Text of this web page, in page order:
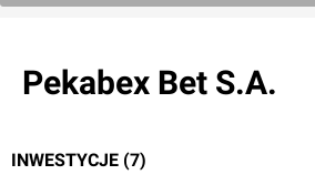
Pekabex Bet S.A.
INWESTYCJE (7)